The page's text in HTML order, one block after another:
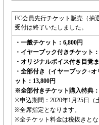
FC会員先行チケット販売（
受付は終了いたしました。
・一般チケット：6,800円
・イヤーブック付きチケット
・オリジナルボイス付き目覚
・全部付き（イヤーブック+
ット：13,800円
※全部付きチケット購入特典
※申込期間：2020年1月25日（
※全席指定となります。
※全チケット料金は税抜きとな